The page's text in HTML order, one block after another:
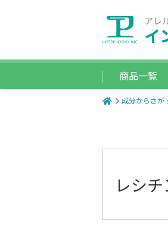
アレ
イ
商品一覧
成分からさが
レシ